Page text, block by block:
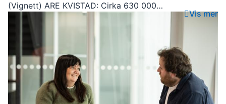
Vis mer
(Vignett) ARE KVISTAD: Cirka 630 000
personer i Norge har nedsatt